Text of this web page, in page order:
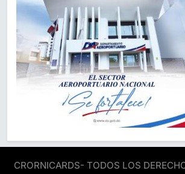
CRORNICARDS- TODOS LOS